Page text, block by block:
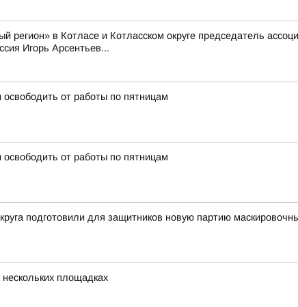
в Котласе и Котласском округе председатель
Игорь Арсентьев...
от работы по пятницам
от работы по пятницам
подготовили для защитников новую партию
площадках